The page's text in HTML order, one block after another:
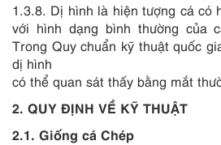
1.3.8. Dị hình là hiện tượng cá có
với hình dạng bình thường của
Trong Quy chuẩn kỹ thuật quốc
dị hình
có thể quan sát thấy bằng mắt
2. QUY ĐỊNH VỀ KỸ THUẬT
2.1. Giống cá Chép